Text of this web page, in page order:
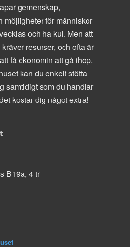
gemenskap,
möjligheter för människor
och ha kul. Men att
resurser, och ofta är
få ekonomin att gå ihop.
kan du enkelt stötta
samtidigt som du handlar
kostar dig något extra!
B19a, 4 tr